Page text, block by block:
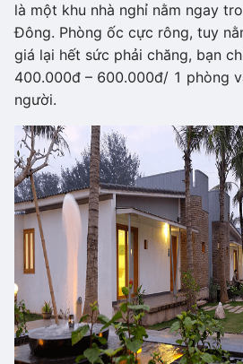
là một khu nhà nghỉ nằm ngay
Đông. Phòng ốc cực rông, tuy
giá lại hết sức phải chăng, bạn
400.000đ – 600.000đ/ 1 phòng
người.